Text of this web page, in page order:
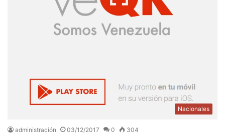
Nacionales
administración 03/12/2017 0 304